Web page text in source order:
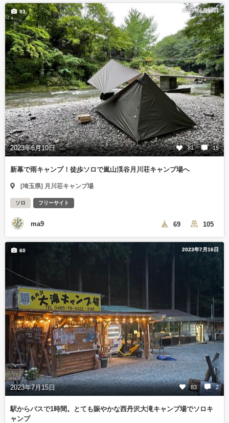
2023年6月12日
2023年6月10日 81 15
93
新幕で雨キャンプ！徒歩ソロで嵐山渓谷月川荘キャンプ場へ
[埼玉県] 月川荘キャンプ場
ソロ フリーサイト
ma9 69 105
2023年7月16日
2023年7月15日 83 2
60
駅からバスで1時間。とても賑やかな西丹沢大滝キャンプ場でソロキ
ャンプ